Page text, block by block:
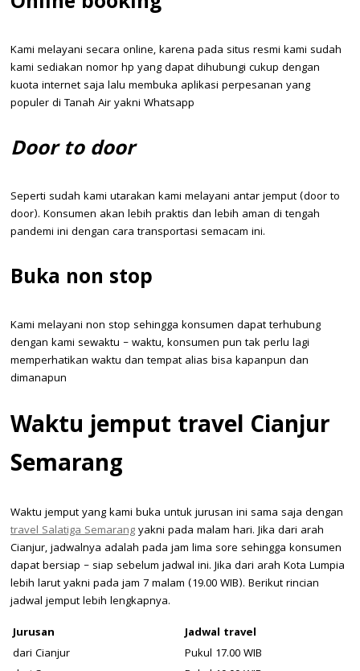
Kami melayani secara online, karena pada situs resmi kami sudah
kami sediakan nomor hp yang dapat dihubungi cukup dengan
kuota internet saja lalu membuka aplikasi perpesanan yang
populer di Tanah Air yakni Whatsapp
Door to door
Seperti sudah kami utarakan kami melayani antar jemput (door to
door). Konsumen akan lebih praktis dan lebih aman di tengah
pandemi ini dengan cara transportasi semacam ini.
Buka non stop
Kami melayani non stop sehingga konsumen dapat terhubung
dengan kami sewaktu – waktu, konsumen pun tak perlu lagi
memperhatikan waktu dan tempat alias bisa kapanpun dan
dimanapun
Waktu jemput travel Cianjur
Semarang
Waktu jemput yang kami buka untuk jurusan ini sama saja dengan
travel Salatiga Semarangyakni pada malam hari. Jika dari arah
Cianjur, jadwalnya adalah pada jam lima sore sehingga konsumen
dapat bersiap – siap sebelum jadwal ini. Jika dari arah Kota Lumpia
lebih larut yakni pada jam 7 malam (19.00 WIB). Berikut rincian
jadwal jemput lebih lengkapnya.
Jurusan
Jadwal travel
dari Cianjur
Pukul 17.00 WIB